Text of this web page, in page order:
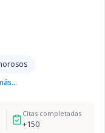
Citas completadas
+150